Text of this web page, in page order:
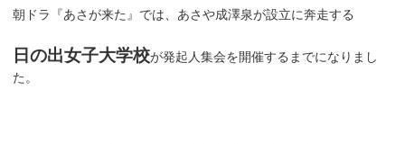
朝ドラ『あさが来た』では、あさや成澤泉が設立に奔走する
日の出女子大学校が発起人集会を開催するまでになりまし
た。